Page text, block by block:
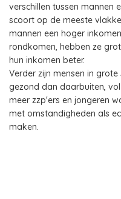
verschillen tussen mannen
scoort op de meeste
mannen een hoger
rondkomen, hebben ze
hun inkomen beter.
Verder zijn mensen in
gezond dan daarbuiten,
meer zzp'ers en jongeren
met omstandigheden als
maken.